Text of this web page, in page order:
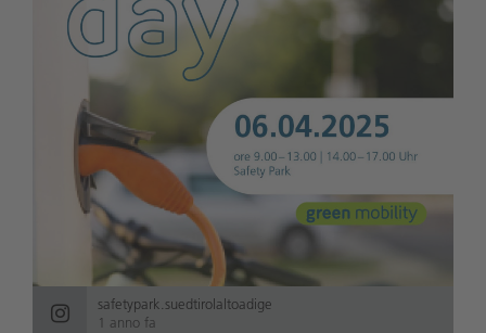
safetypark.suedtirolaltoadige
1 anno fa